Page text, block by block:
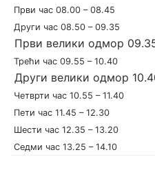
Први час 08.00 – 08.45
Други час 08.50 – 09.35
Први велики одмор
Трећи час 09.55 – 10.40
Други велики одмор
Четврти час 10.55 – 11.40
Пети час 11.45 – 12.30
Шести час 12.35 – 13.20
Седми час 13.25 – 14.10